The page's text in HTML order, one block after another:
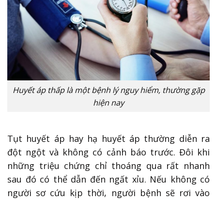
Huyết áp thấp là một bệnh lý nguy hiểm, thường gặp
hiện nay
Tụt huyết áp hay hạ huyết áp thường diễn ra
đột ngột và không có cảnh báo trước. Đôi khi
những triệu chứng chỉ thoáng qua rất nhanh
sau đó có thể dẫn đến ngất xỉu. Nếu không có
người sơ cứu kịp thời, người bệnh sẽ rơi vào